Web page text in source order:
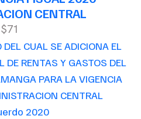
CENTRAL
$71
2020